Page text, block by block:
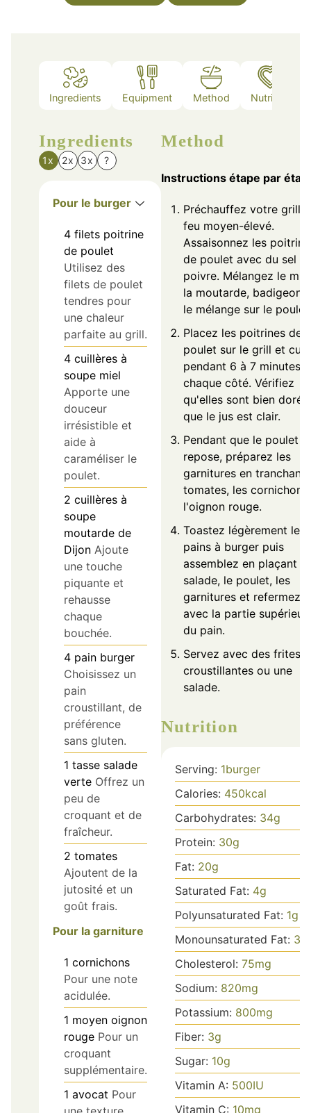
Ingredients Equipment Method Nutrition
Ingredients
1x 2x 3x ?
Pour le burger
4 filets poitrine
de poulet
Utilisez des
filets de poulet
tendres pour
une chaleur
parfaite au grill.
4 cuillères à
soupe miel
Apporte une
douceur
irrésistible et
aide à
caraméliser le
poulet.
2 cuillères à
soupe
moutarde de
Dijon Ajoute
une touche
piquante et
rehausse
chaque
bouchée.
4 pain burger
Choisissez un
pain
croustillant, de
préférence
sans gluten.
1 tasse salade
verte Offrez un
peu de
croquant et de
fraîcheur.
2 tomates
Ajoutent de la
jutosité et un
goût frais.
Pour la garniture
1 cornichons
Pour une note
acidulée.
1 moyen oignon
rouge Pour un
croquant
supplémentaire.
1 avocat Pour
Method
Instructions étape par
Préchauffez votre grill à
feu moyen-élevé.
Assaisonnez les
de poulet avec du sel
poivre. Mélangez le
la moutarde,
le mélange sur le poulet.
Placez les poitrines de
poulet sur le grill et
pendant 6 à 7 minutes
chaque côté. Vérifiez
qu'elles sont bien
que le jus est clair.
Pendant que le poulet
repose, préparez les
garnitures en tranchant
tomates, les
l'oignon rouge.
Toastez légèrement les
pains à burger puis
assemblez en plaçant la
salade, le poulet, les
garnitures et refermez
avec la partie
du pain.
Servez avec des frites
croustillantes ou une
salade.
Nutrition
Serving: 1burger
Calories: 450kcal
Carbohydrates: 34g
Protein: 30g
Fat: 20g
Saturated Fat: 4g
Polyunsaturated Fat: 1g
Monounsaturated Fat: 3
Cholesterol: 75mg
Sodium: 820mg
Potassium: 800mg
Fiber: 3g
Sugar: 10g
Vitamin A: 500IU
Vitamin C: 10mg